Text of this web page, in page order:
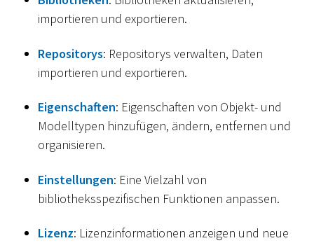
importieren und exportieren.
Repositorys: Repositorys verwalten, Daten
importieren und exportieren.
Eigenschaften: Eigenschaften von Objekt- und
Modelltypen hinzufügen, ändern, entfernen und
organisieren.
Einstellungen: Eine Vielzahl von
bibliotheksspezifischen Funktionen anpassen.
Lizenz: Lizenzinformationen anzeigen und neue